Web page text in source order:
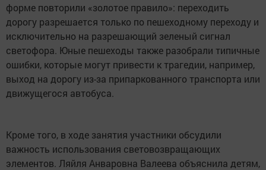
форме повторили «золотое правило»: переходить
дорогу разрешается только по пешеходному переходу и
исключительно на разрешающий зеленый сигнал
светофора. Юные пешеходы также разобрали типичные
ошибки, которые могут привести к трагедии, например,
выход на дорогу из-за припаркованного транспорта или
движущегося автобуса.
Кроме того, в ходе занятия участники обсудили
важность использования световозвращающих
элементов. Ляйля Анваровна Валеева объяснила детям,